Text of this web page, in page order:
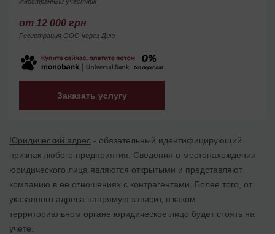
от 12 000 грн
Регистрация ООО через Дию
Заказать услугу
Юридический адрес - обязательный идентифицирующий
признак любого предприятия. Сведения о местонахождении
юридического лица являются открытыми и представляют
компанию в ее отношениях с контрагентами. Более того, от
указанного адреса напрямую зависит, в каком
территориальном органе юридическое лицо будет стоять на
учете.